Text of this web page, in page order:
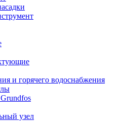
и горячего водоснабжения
узел